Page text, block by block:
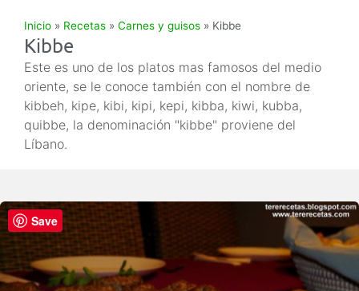
Inicio » Recetas » Carnes y guisos » Kibbe
Kibbe
Este es uno de los platos mas famosos del medio
oriente, se le conoce también con el nombre de
kibbeh, kipe, kibi, kipi, kepi, kibba, kiwi, kubba,
quibbe, la denominación "kibbe" proviene del
Líbano.
Save